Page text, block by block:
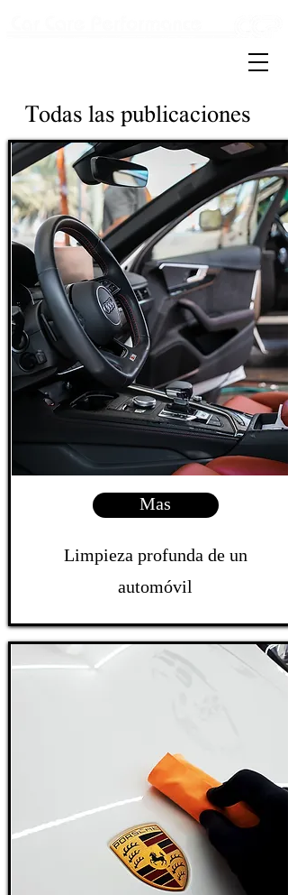
Todas las publicaciones
Mas
Limpieza profunda de un
automóvil